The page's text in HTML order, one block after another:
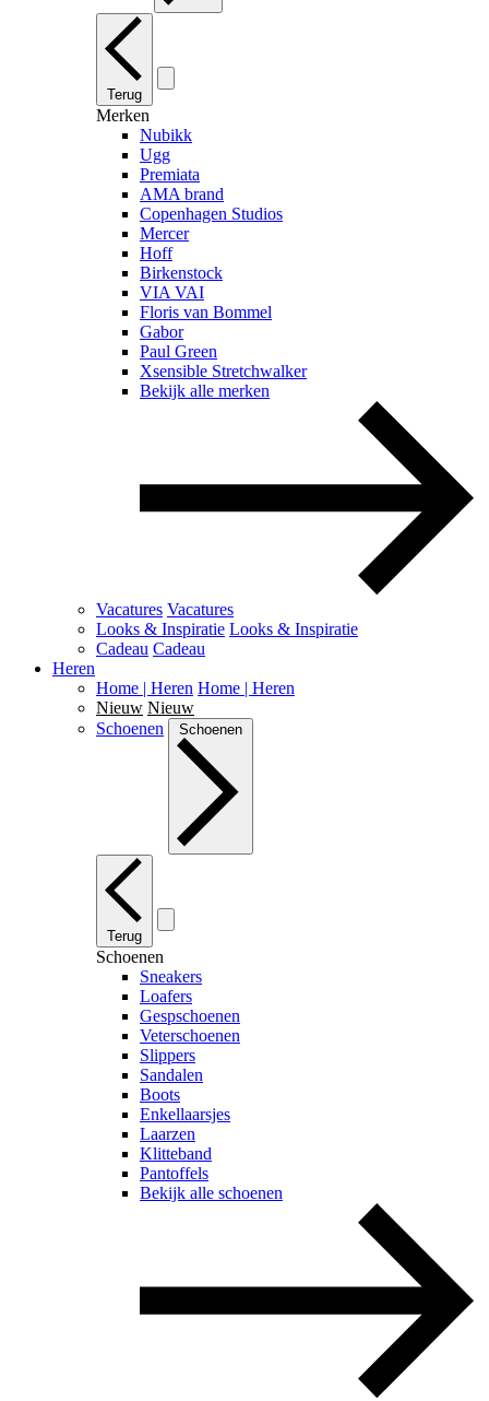
Terug
Merken
Nubikk
Ugg
Premiata
AMA brand
Copenhagen Studios
Mercer
Hoff
Birkenstock
VIA VAI
Floris van Bommel
Gabor
Paul Green
Xsensible Stretchwalker
Bekijk alle merken
Vacatures Vacatures
Looks & Inspiratie Looks & Inspiratie
Cadeau Cadeau
Heren
Home | Heren Home | Heren
Nieuw Nieuw
Schoenen
Schoenen
Terug
Schoenen
Sneakers
Loafers
Gespschoenen
Veterschoenen
Slippers
Sandalen
Boots
Enkellaarsjes
Laarzen
Klitteband
Pantoffels
Bekijk alle schoenen